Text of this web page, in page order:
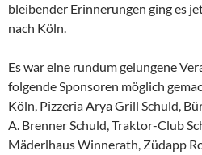
bleibender Erinnerungen ging es
nach Köln.
Es war eine rundum gelungene
folgende Sponsoren möglich
Köln, Pizzeria Arya Grill Schuld,
A. Brenner Schuld, Traktor-Club
Mäderlhaus Winnerath, Züdapp